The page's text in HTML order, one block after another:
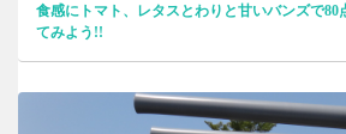
食感にトマト、レタスとわりと甘いバンズで80
てみよう!!